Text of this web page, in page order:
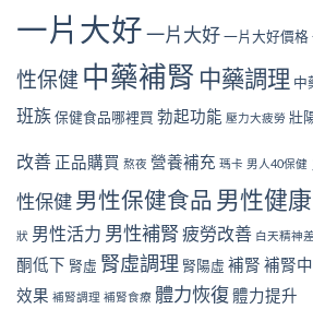
足
與
起
能
關
聯〉
中
析
古
丁
與
功
的
關
聯〉
中
案
解
析
肥
胖
勃
功
的
關
聯〉
中
師
享
40
後
回
力
性
的
5
陽
虛
訊？
師
你
個
生
活
慣，
一片大好一片大好一片大好價格
性保健 中藥補腎 中藥調理 中
班族保健食品哪裡買 勃起功能 壓力大疲勞 壯
改善 正品購買 熬夜 營養補充 瑪卡 男人40保健
性保健男性保健食品 男性健康
狀 男性活力 男性補腎疲勞改善 白天精神差
酮低下 腎虛 腎虛調理 腎陽虛 補腎 補腎
效果 補腎調理 補腎食療 體力恢復體力提升